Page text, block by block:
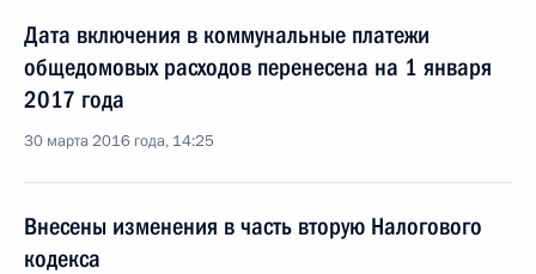
Дата включения в коммунальные платежи
общедомовых расходов перенесена на 1 января
2017 года
30 марта 2016 года, 14:25
Внесены изменения в часть вторую Налогового
кодекса